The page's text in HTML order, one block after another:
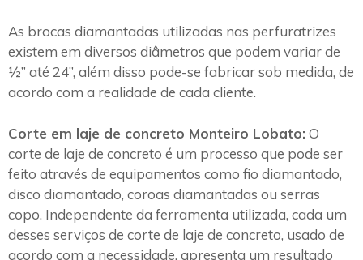
As brocas diamantadas utilizadas nas perfuratrizes
existem em diversos diâmetros que podem variar de
½” até 24”, além disso pode-se fabricar sob medida, de
acordo com a realidade de cada cliente.
Corte em laje de concreto Monteiro Lobato: O
corte de laje de concreto é um processo que pode ser
feito através de equipamentos como fio diamantado,
disco diamantado, coroas diamantadas ou serras
copo. Independente da ferramenta utilizada, cada um
desses serviços de corte de laje de concreto, usado de
acordo com a necessidade, apresenta um resultado